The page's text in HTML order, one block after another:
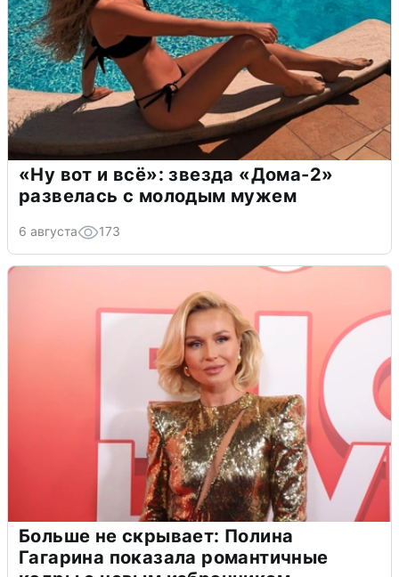
«Ну вот и всё»: звезда «Дома-2»
развелась с молодым мужем
6 августа 173
Больше не скрывает: Полина
Гагарина показала романтичные